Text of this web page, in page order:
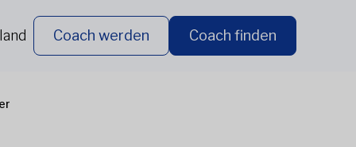
Coach werden Coach finden